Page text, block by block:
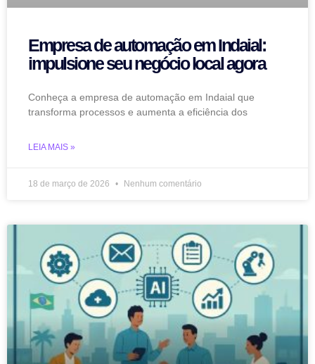
Empresa de automação em Indaial:
impulsione seu negócio local agora
Conheça a empresa de automação em Indaial que
transforma processos e aumenta a eficiência dos
LEIA MAIS »
18 de março de 2026 Nenhum comentário